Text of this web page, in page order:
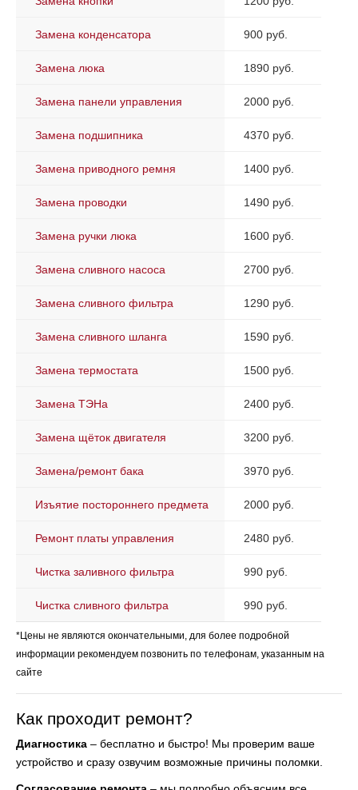
Замена конденсатора 900 руб.
Замена люка 1890 руб.
Замена панели управления 2000 руб.
Замена подшипника 4370 руб.
Замена приводного ремня 1400 руб.
Замена проводки 1490 руб.
Замена ручки люка 1600 руб.
Замена сливного насоса 2700 руб.
Замена сливного фильтра 1290 руб.
Замена сливного шланга 1590 руб.
Замена термостата 1500 руб.
Замена ТЭНа 2400 руб.
Замена щёток двигателя 3200 руб.
Замена/ремонт бака 3970 руб.
Изъятие постороннего предмета 2000 руб.
Ремонт платы управления 2480 руб.
Чистка заливного фильтра 990 руб.
Чистка сливного фильтра 990 руб.
*Цены не являются окончательными, для более подробной
информации рекомендуем позвонить по телефонам, указанным на
сайте
Как проходит ремонт?
Диагностика – бесплатно и быстро! Мы проверим ваше
устройство и сразу озвучим возможные причины поломки.